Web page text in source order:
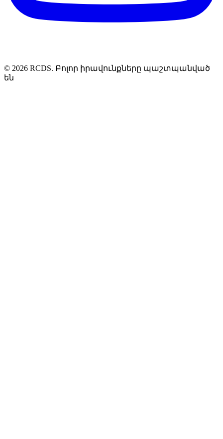
© 2026 RCDS. Բոլոր իրավունքները պաշտպանված
են